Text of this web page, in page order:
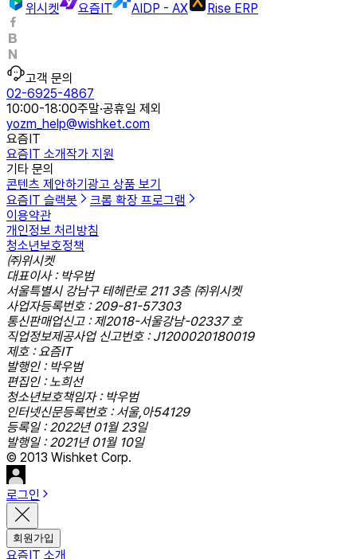
위시켓
요즘IT AIDP - AX Rise ERP
고객 문의
02-6925-4867
10:00-18:00주말·공휴일 제외
yozm_help@wishket.com
요즘IT
요즘IT 소개작가 지원
기타 문의
콘텐츠 제안하기 광고 상품 보기
요즘IT 슬랙봇
크롬 확장 프로그램
이용약관
개인정보 처리방침
청소년보호정책
㈜위시켓
대표이사 : 박우범
서울특별시 강남구 테헤란로 211 3층 ㈜위시켓
사업자등록번호 : 209-81-57303
통신판매업신고 : 제2018-서울강남-02337 호
직업정보제공사업 신고번호 : J1200020180019
제호 : 요즘IT
발행인 : 박우범
편집인 : 노희선
청소년보호책임자 : 박우범
인터넷신문등록번호 : 서울,아54129
등록일 : 2022년 01월 23일
발행일 : 2021년 01월 10일
© 2013 Wishket Corp.
로그인
회원가입
요즘IT 소개